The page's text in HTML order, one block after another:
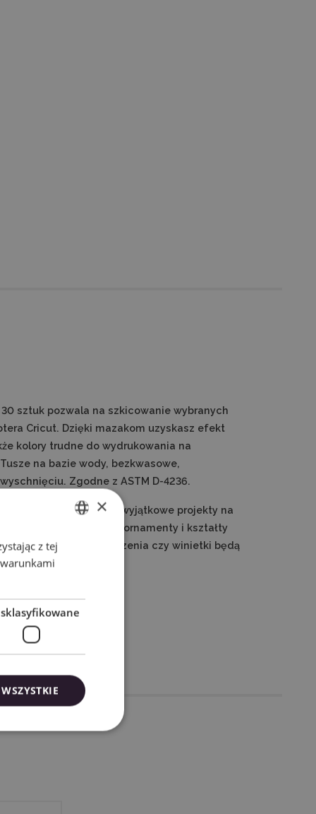
sztuk pozwala na szkicowanie wybranych
Cricut. Dzięki mazakom uzyskasz efekt
kolory trudne do wydrukowania na
na bazie wody, bezkwasowe,
Zgodne z ASTM D-4236.
pozwolą stworzyć wyjątkowe projekty na
i powtarzalne napisy, ornamenty i kształty
Ciebie kartki, zaproszenia czy winietki będą
i profesjonalnie.
×
z tej